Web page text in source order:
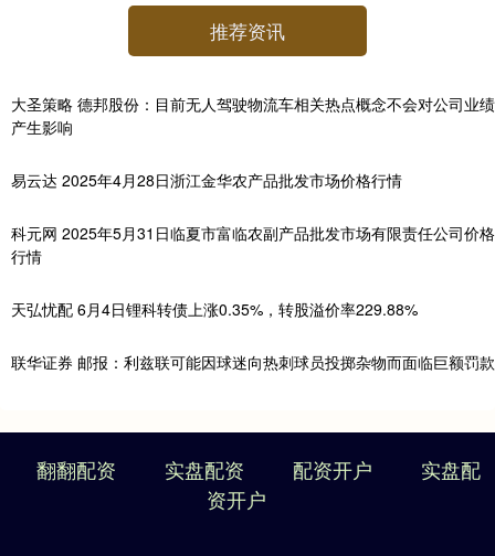
推荐资讯
大圣策略 德邦股份：目前无人驾驶物流车相关热点概念不会对公司业绩
产生影响
易云达 2025年4月28日浙江金华农产品批发市场价格行情
科元网 2025年5月31日临夏市富临农副产品批发市场有限责任公司价格
行情
天弘忧配 6月4日锂科转债上涨0.35%，转股溢价率229.88%
联华证券 邮报：利兹联可能因球迷向热刺球员投掷杂物而面临巨额罚款
翻翻配资 实盘配资 配资开户
实盘配
资开户